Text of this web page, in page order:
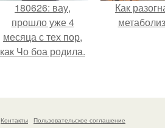
180626: вау,
прошло уже 4
месяца с тех пор,
как Чо боа родила.
Как
Контакты Пользовательское соглашение